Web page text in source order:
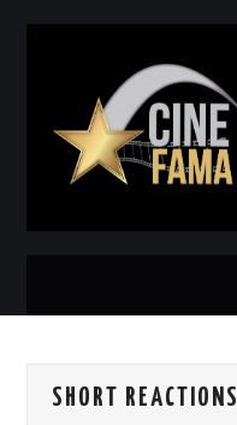
PRÓXIMAMENTE
SHORT REACTIONS